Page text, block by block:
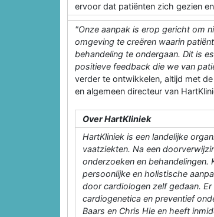
ervoor dat patiënten zich gezien
"Onze aanpak is erop gericht om
omgeving te creëren waarin
behandeling te ondergaan. Dit is
positieve feedback die we van
verder te ontwikkelen, altijd met
en algemeen directeur van
Over HartKliniek
HartKliniek is een landelijke
vaatziekten. Na een
onderzoeken en behandelingen.
persoonlijke en holistische
door cardiologen zelf gedaan.
cardiogenetica en preventief
Baars en Chris Hie en heeft